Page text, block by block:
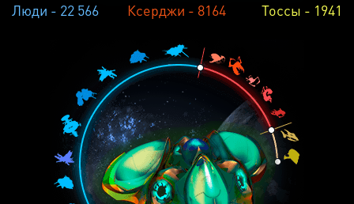
Люди - 22 566 Ксерджи - 8164 Тоссы - 1941